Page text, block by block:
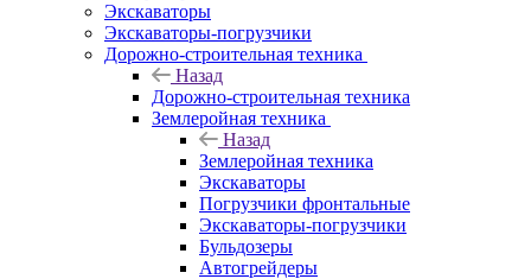
Экскаваторы
Экскаваторы-погрузчики
Дорожно-строительная техника
Назад
Дорожно-строительная техника
Землеройная техника
Назад
Землеройная техника
Экскаваторы
Погрузчики фронтальные
Экскаваторы-погрузчики
Бульдозеры
Автогрейдеры